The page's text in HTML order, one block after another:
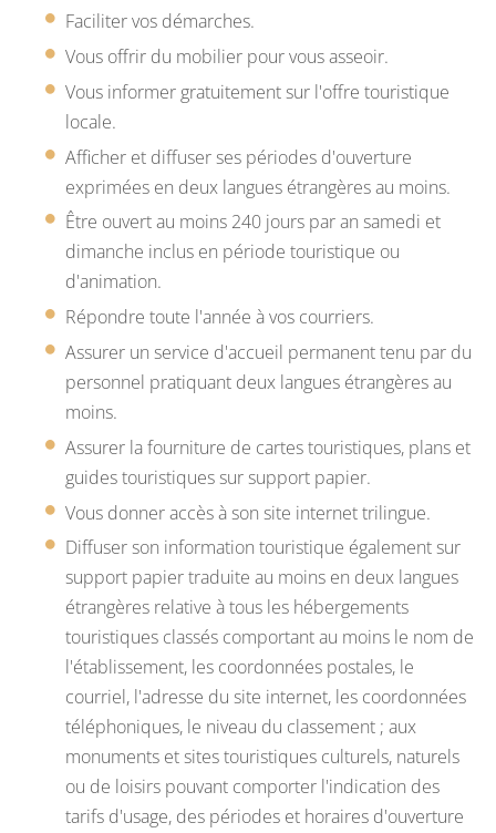
Faciliter vos démarches.
Vous offrir du mobilier pour vous asseoir.
Vous informer gratuitement sur l'offre touristique
locale.
Afficher et diffuser ses périodes d'ouverture
exprimées en deux langues étrangères au moins.
Être ouvert au moins 240 jours par an samedi et
dimanche inclus en période touristique ou
d'animation.
Répondre toute l'année à vos courriers.
Assurer un service d'accueil permanent tenu par du
personnel pratiquant deux langues étrangères au
moins.
Assurer la fourniture de cartes touristiques, plans et
guides touristiques sur support papier.
Vous donner accès à son site internet trilingue.
Diffuser son information touristique également sur
support papier traduite au moins en deux langues
étrangères relative à tous les hébergements
touristiques classés comportant au moins le nom de
l'établissement, les coordonnées postales, le
courriel, l'adresse du site internet, les coordonnées
téléphoniques, le niveau du classement ; aux
monuments et sites touristiques culturels, naturels
ou de loisirs pouvant comporter l'indication des
tarifs d'usage, des périodes et horaires d'ouverture